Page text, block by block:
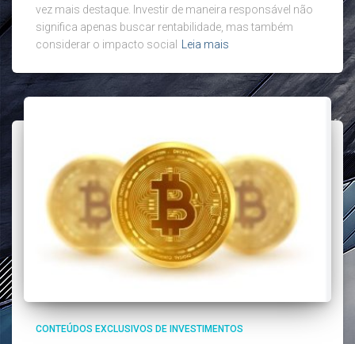
vez mais destaque. Investir de maneira responsável não
significa apenas buscar rentabilidade, mas também
considerar o impacto social
Leia mais
CONTEÚDOS EXCLUSIVOS DE INVESTIMENTOS